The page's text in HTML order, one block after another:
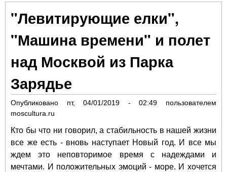
"Левитирующие елки",
"Машина времени" и полет
над Москвой из Парка
Зарядье
Опубликовано пт, 04/01/2019 - 02:49 пользователем
moscultura.ru
Кто бы что ни говорил, а стабильность в нашей жизни
все же есть - вновь наступает Новый год. И все мы
ждем это неповторимое время с надеждами и
мечтами. И положительных эмоций - море. И хочется